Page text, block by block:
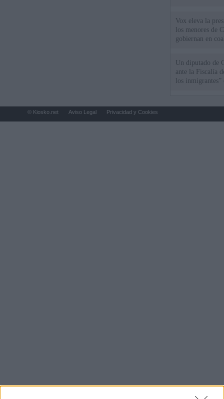
Vox eleva la
los menores de
gobiernan en
Un diputado de
ante la Fiscalía
los inmigrantes”
© Kiosko.net Aviso Legal Privacidad y Cookies